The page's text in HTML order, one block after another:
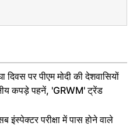
दिवस पर पीएम मोदी की देशवासियों
कपड़े पहनें, 'GRWM' ट्रेंड
इंस्पेक्टर परीक्षा में पास होने वाले